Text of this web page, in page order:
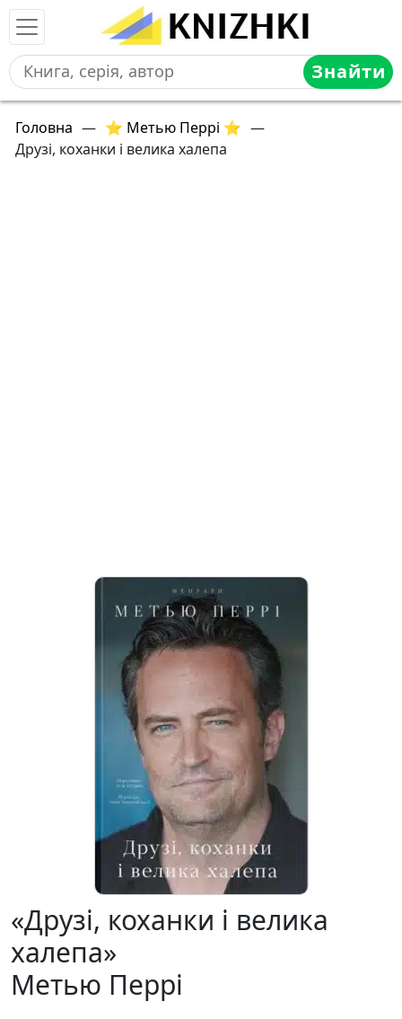
Знайти
Головна — ⭐ Метью Перрі ⭐ —
Друзі, коханки і велика халепа
«Друзі, коханки і велика
халепа»
Метью Перрі